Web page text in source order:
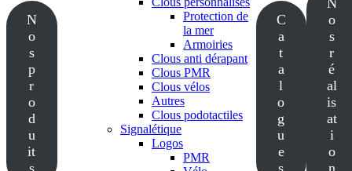
N
o
s
p
r
o
d
u
it
s
Protection de
la mer
Armoiries
Clous anti dérapant
Clous PMR
Clous vélos
Autres
Clous podotactiles
Signalétique
Logos
PMR
C
a
t
a
l
o
g
u
e
s
N
o
s
r
é
al
is
at
i
o
n